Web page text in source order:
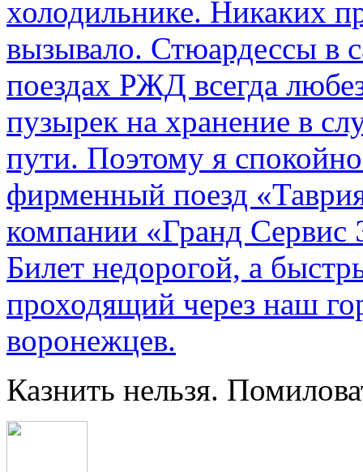
холодильнике. Никаких
вызывало. Стюардессы в
поездах РЖД всегда
пузырек на хранение в
пути. По­этому я
фирменный поезд
компании «Гранд Сервис
Билет недорогой, а
проходящий через наш
воронежцев.
Казнить нельзя.